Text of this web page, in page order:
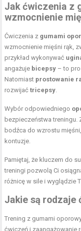
Jak ćwiczenia z
wzmocnienie
Ćwiczenia z gumami
wzmocnienie mięśni rąk,
przykład wykonywać
angażuje bicepsy – to
Natomiast prostowanie
rozwijaćtricepsy
Wybór odpowiedniego
bezpieczeństwa treningu.
bodźca do wzrostu
kontuzje.
Pamiętaj, że kluczem do
treningi pozwolą Ci
różnicę w sile i wyglądzie
Jakie są rodzaje
Trening z gumami
ćwiczeń i zaangażowanie